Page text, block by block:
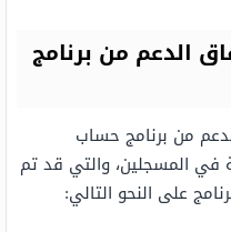
الدعم من برنامج
من برنامج حساب
في المسجلين، والتي قد تم
على النحو التالي: